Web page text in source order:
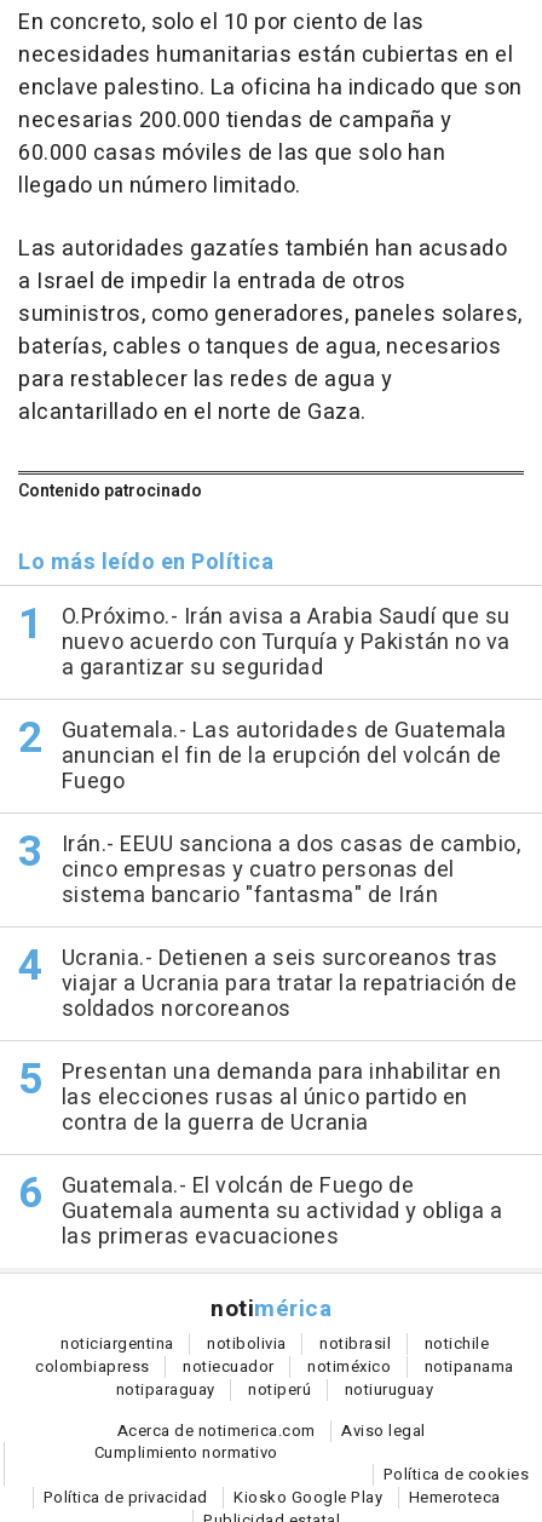
En concreto, solo el 10 por ciento de las
necesidades humanitarias están cubiertas en el
enclave palestino. La oficina ha indicado que son
necesarias 200.000 tiendas de campaña y
60.000 casas móviles de las que solo han
llegado un número limitado.
Las autoridades gazatíes también han acusado
a Israel de impedir la entrada de otros
suministros, como generadores, paneles solares,
baterías, cables o tanques de agua, necesarios
para restablecer las redes de agua y
alcantarillado en el norte de Gaza.
Contenido patrocinado
Lo más leído en Política
O.Próximo.- Irán avisa a Arabia Saudí que su
nuevo acuerdo con Turquía y Pakistán no va
a garantizar su seguridad
Guatemala.- Las autoridades de Guatemala
anuncian el fin de la erupción del volcán de
Fuego
Irán.- EEUU sanciona a dos casas de cambio,
cinco empresas y cuatro personas del
sistema bancario "fantasma" de Irán
Ucrania.- Detienen a seis surcoreanos tras
viajar a Ucrania para tratar la repatriación de
soldados norcoreanos
Presentan una demanda para inhabilitar en
las elecciones rusas al único partido en
contra de la guerra de Ucrania
Guatemala.- El volcán de Fuego de
Guatemala aumenta su actividad y obliga a
las primeras evacuaciones
notimérica
noticiargentina notibolivia notibrasil notichile
colombiapress notiecuador notiméxico notipanama
notiparaguay notiperú notiuruguay
Acerca de notimerica.com
Aviso legal
Cumplimiento normativo
Política de cookies
Política de privacidad
Kiosko Google Play
Hemeroteca